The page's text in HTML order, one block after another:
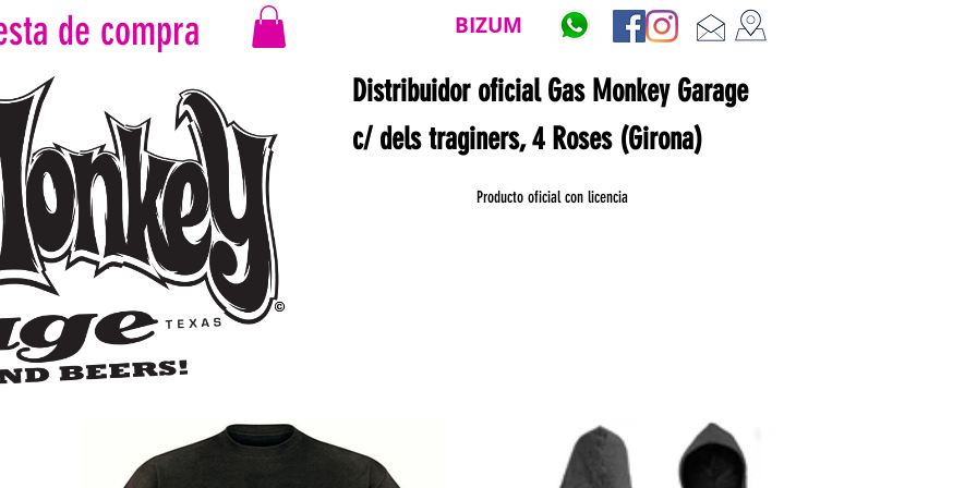
de compra BIZUM
Producto oficial con licencia
c/ dels traginers, 4 Roses (Girona)
Distribuidor oficial Gas Monkey Garage